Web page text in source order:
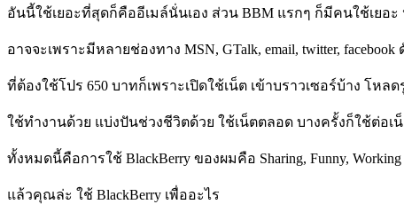
อันนี้ใช้เยอะที่สุดก็คืออีเมล์นั่นเอง ส่วน BBM แรกๆ ก็มีคนใช้เย
อาจจะเพราะมีหลายช่องทาง MSN, GTalk, email, twitter,
ที่ต้องใช้โปร 650 บาทก็เพราะเปิดใช้เน็ต เข้าบราวเซอร์บ้าง โห
ใช้ทำงานด้วย แบ่งปันช่วงชีวิตด้วย ใช้เน็ตตลอด บางครั้งก็ใช้ต่อเ
ทั้งหมดนี้คือการใช้ BlackBerry ของผมคือ Sharing, Funny,
แล้วคุณล่ะ ใช้ BlackBerry เพื่ออะไร